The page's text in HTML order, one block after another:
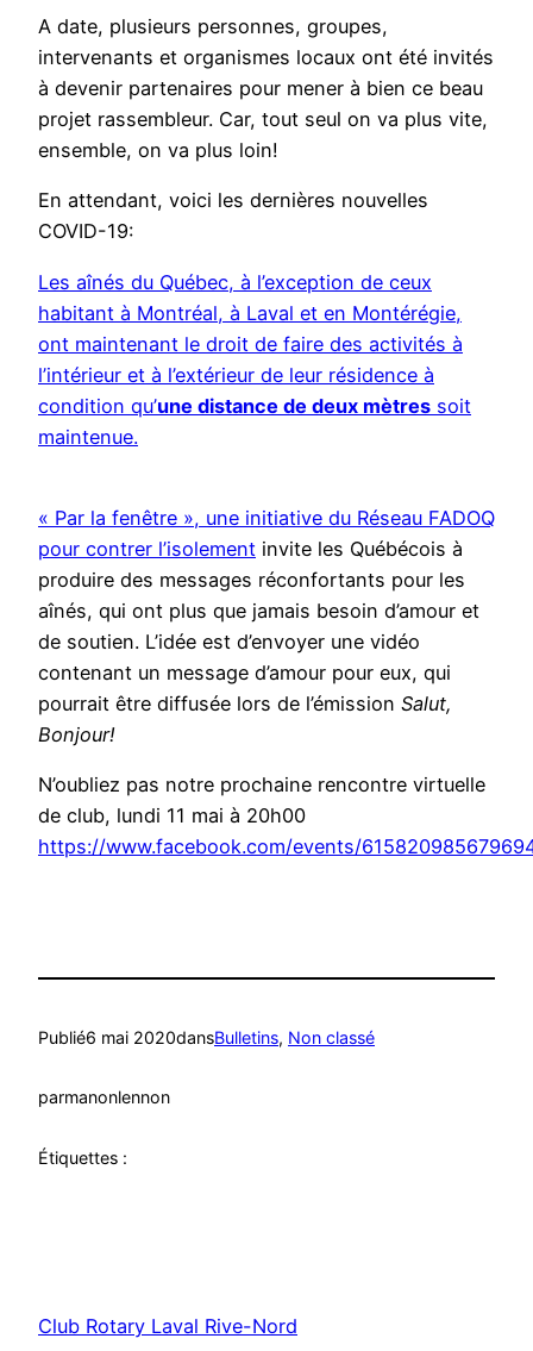
A date, plusieurs personnes, groupes,
intervenants et organismes locaux ont été invités
à devenir partenaires pour mener à bien ce beau
projet rassembleur. Car, tout seul on va plus vite,
ensemble, on va plus loin!
En attendant, voici les dernières nouvelles
COVID-19:
Les aînés du Québec, à l’exception de ceux
habitant à Montréal, à Laval et en Montérégie,
ont maintenant le droit de faire des activités à
l’intérieur et à l’extérieur de leur résidence à
condition qu’une distance de deux mètres soit
maintenue.
« Par la fenêtre », une initiative du Réseau FADOQ
pour contrer l’isolement invite les Québécois à
produire des messages réconfortants pour les
aînés, qui ont plus que jamais besoin d’amour et
de soutien. L’idée est d’envoyer une vidéo
contenant un message d’amour pour eux, qui
pourrait être diffusée lors de l’émission Salut,
Bonjour!
N’oubliez pas notre prochaine rencontre virtuelle
de club, lundi 11 mai à 20h00
https://www.facebook.com/events/
Publié6 mai 2020dansBulletins, Non classé
parmanonlennon
Étiquettes :
Club Rotary Laval Rive-Nord